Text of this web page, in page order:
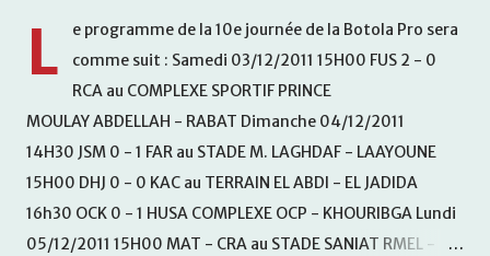
L
e programme de la 10e journée de la Botola Pro sera
comme suit : Samedi 03/12/2011 15H00 FUS 2 - 0
RCA au COMPLEXE SPORTIF PRINCE
MOULAY ABDELLAH - RABAT Dimanche 04/12/2011
14H30 JSM 0 - 1 FAR au STADE M. LAGHDAF - LAAYOUNE
15H00 DHJ 0 - 0 KAC au TERRAIN EL ABDI - EL JADIDA
16h30 OCK 0 - 1 HUSA COMPLEXE OCP - KHOURIBGA Lundi
05/12/2011 15H00 MAT - CRA au STADE SANIAT RMEL -